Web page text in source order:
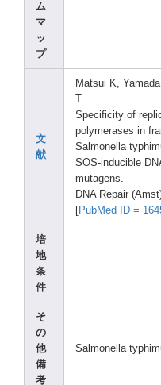
ム
マ
ッ
プ
文
献
Matsui K, Yamad
T.
Specificity of repli
polymerases in
Salmonellatyphi
SOS-induci ble
mutagens.
DNA Repair (Amst
PubMed ID =
培
地
条
件
そ
の
他
備
考
Salmonellatyphi